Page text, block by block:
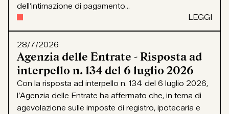
dell’intimazione di pagamento...
LEGGI
28/7/2026
Agenzia delle Entrate - Risposta ad
interpello n. 134 del 6 luglio 2026
Con la risposta ad interpello n. 134 del 6 luglio 2026,
l’Agenzia delle Entrate ha affermato che, in tema di
agevolazione sulle imposte di registro, ipotecaria e